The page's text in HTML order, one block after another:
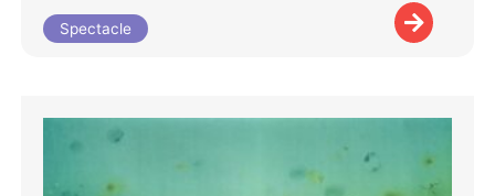
Spectacle